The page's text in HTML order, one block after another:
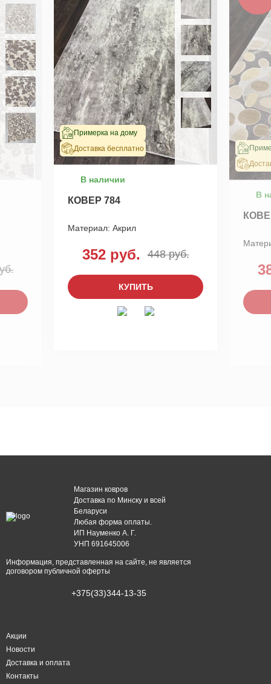
Примерка на дому
Доставка бесплатно
В наличии
КОВЕР 784
Материал: Акрил
352 руб. 448 руб.
КУПИТЬ
В
Магазин ковров
Доставка по Минску и всей
Беларуси
Любая форма оплаты.
ИП Науменко А. Г.
УНП 691645006
Информация, представленная на сайте, не является
договором публичной оферты
+375(33)344-13-35
Акции
Новости
Доставка и оплата
Контакты